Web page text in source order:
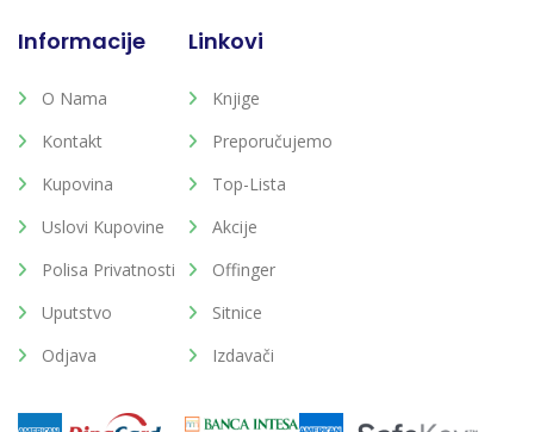
Informacije
O Nama
Kontakt
Kupovina
Uslovi Kupovine
Polisa Privatnosti
Uputstvo
Odjava
Linkovi
Knjige
Preporučujemo
Top-Lista
Akcije
Offinger
Sitnice
Izdavači